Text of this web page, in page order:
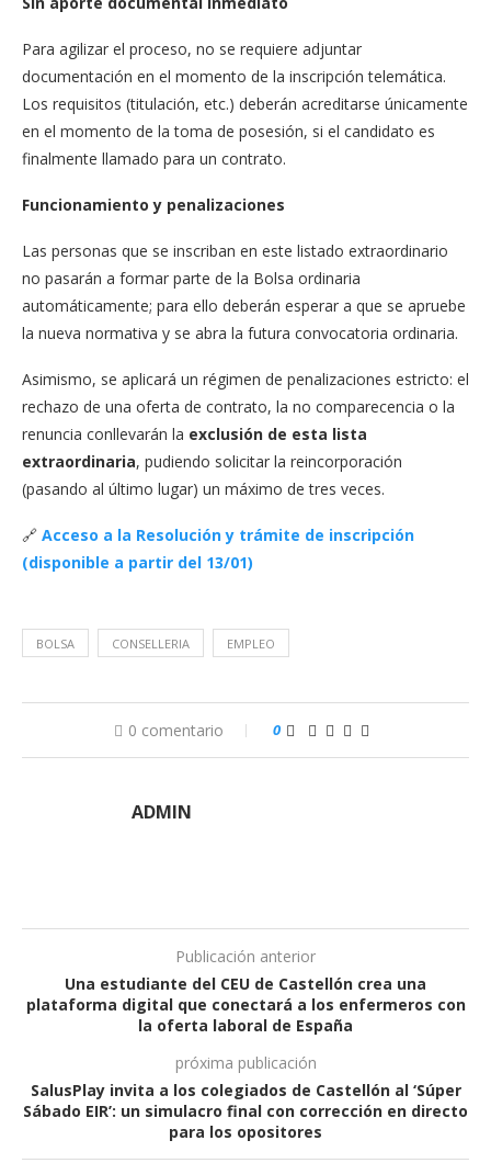
Para agilizar el proceso, no se requiere adjuntar
documentación en el momento de la inscripción telemática.
Los requisitos (titulación, etc.) deberán acreditarse únicamente
en el momento de la toma de posesión, si el candidato es
finalmente llamado para un contrato.
Funcionamiento y penalizaciones
Las personas que se inscriban en este listado extraordinario
no pasarán a formar parte de la Bolsa ordinaria
automáticamente; para ello deberán esperar a que se apruebe
la nueva normativa y se abra la futura convocatoria ordinaria.
Asimismo, se aplicará un régimen de penalizaciones estricto: el
rechazo de una oferta de contrato, la no comparecencia o la
renuncia conllevarán la exclusión de esta lista
extraordinaria, pudiendo solicitar la reincorporación
(pasando al último lugar) un máximo de tres veces.
🔗 Acceso a la Resolución y trámite de inscripción
(disponible a partir del 13/01)
BOLSA CONSELLERIA EMPLEO
0 comentario 0
ADMIN
Publicación anterior
Una estudiante del CEU de Castellón crea una
plataforma digital que conectará a los enfermeros con
la oferta laboral de España
próxima publicación
SalusPlay invita a los colegiados de Castellón al ‘Súper
Sábado EIR’: un simulacro final con corrección en directo
para los opositores